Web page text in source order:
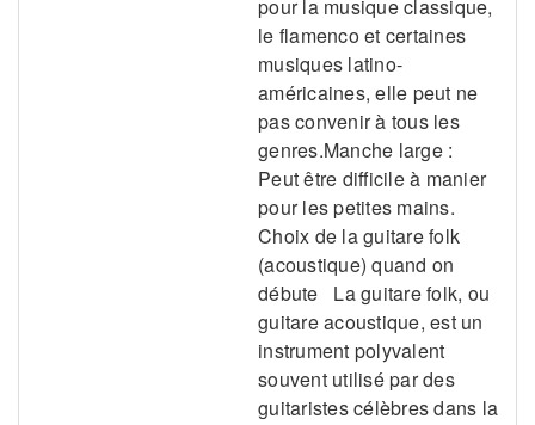
pour la musique classique,
le flamenco et certaines
musiques latino-
américaines, elle peut ne
pas convenir à tous les
genres.Manche large :
Peut être difficile à manier
pour les petites mains.
Choix de la guitare folk
(acoustique) quand on
débute La guitare folk, ou
guitare acoustique, est un
instrument polyvalent
souvent utilisé par des
guitaristes célèbres dans la